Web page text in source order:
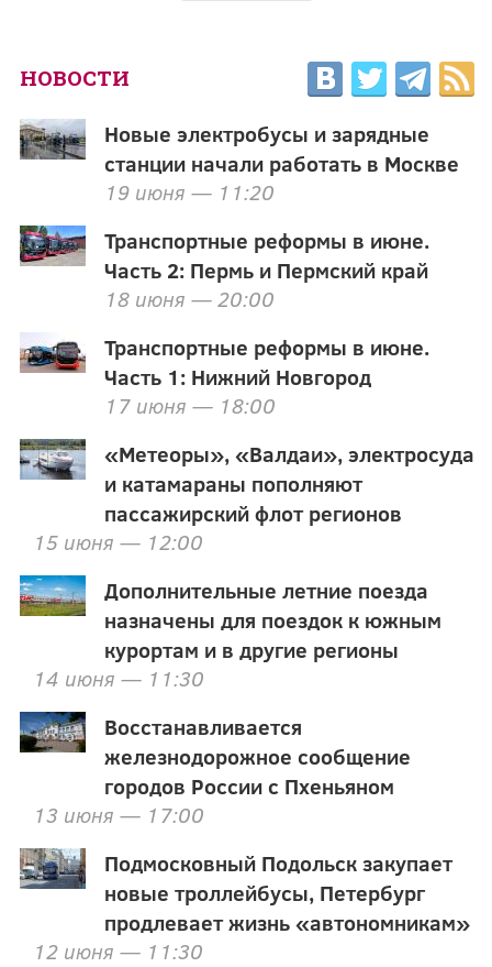
НОВОСТИ
Новые электробусы и зарядные
станции начали работать в Москве
19 июня — 11:20
Транспортные реформы в июне.
Часть 2: Пермь и Пермский край
18 июня — 20:00
Транспортные реформы в июне.
Часть 1: Нижний Новгород
17 июня — 18:00
«Метеоры», «Валдаи», электросуда
и катамараны пополняют
пассажирский флот регионов
15 июня — 12:00
Дополнительные летние поезда
назначены для поездок к южным
курортам и в другие регионы
14 июня — 11:30
Восстанавливается
железнодорожное сообщение
городов России с Пхеньяном
13 июня — 17:00
Подмосковный Подольск закупает
новые троллейбусы, Петербург
продлевает жизнь «автономникам»
12 июня — 11:30